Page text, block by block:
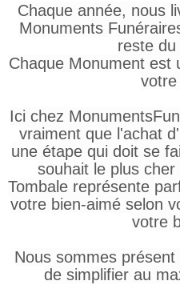
Chaque année, nous
Monuments
reste du
Chaque Monument est
votre
Ici chez
vraiment que l'achat
une étape qui doit se
souhait le plus
Tombale représente
votre bien-aimé selon
votre
Nous sommes
de simplifier au